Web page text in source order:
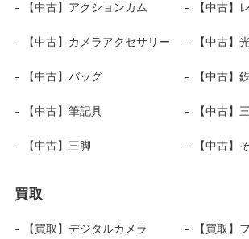
【中古】アクションカム 【中古】
【中古】カメラアクセサリー 【中古】
【中古】バッグ 【中古】
【中古】筆記具 【中古】
【中古】三脚 【中古】
買取
【買取】デジタルカメラ 【買取】